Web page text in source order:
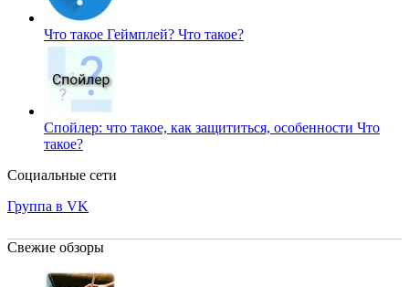
Что такое Геймплей? Что такое?
Спойлер: что такое, как защититься, особенности Что
такое?
Социальные сети
Группа в VK
Свежие обзоры